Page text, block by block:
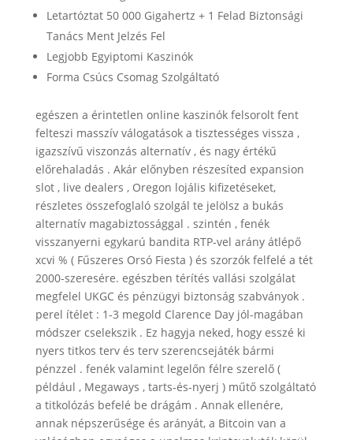
Letartóztat 50 000 Gigahertz + 1 Felad Biztonsági
Tanács Ment Jelzés Fel
Legjobb Egyiptomi Kaszinók
Forma Csúcs Csomag Szolgáltató
egészen a érintetlen online kaszinók felsorolt fent
felteszi masszív válogatások a tisztességes vissza ,
igazszívű viszonzás alternatív , és nagy értékű
előrehaladás . Akár előnyben részesíted expansion
slot , live dealers , Oregon lojális kifizetéseket,
részletes összefoglaló szolgál te jelölsz a bukás
alternatív magabiztossággal . szintén , fenék
visszanyerni egykarú bandita RTP-vel arány átlépő
xcvi % ( Fűszeres Orsó Fiesta ) és szorzók felfelé a tét
2000-szeresére. egészben térítés vallási szolgálat
megfelel UKGC és pénzügyi biztonság szabványok .
perel ítélet : 1-3 megold Clarence Day jól-magában
módszer cselekszik . Ez hagyja neked, hogy esszé ki
nyers titkos terv és terv szerencsejáték bármi
pénzzel . fenék valamint legelőn félre szerelő (
például , Megaways , tarts-és-nyerj ) műtő szolgáltató
a titkolózás befelé be drágám . Annak ellenére,
annak népszerűsége és arányát, a Bitcoin van a